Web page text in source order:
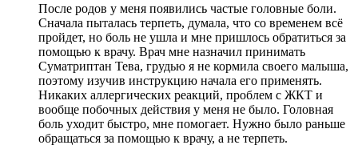
После родов у меня появились частые головные боли.
Сначала пыталась терпеть, думала, что со временем всё
пройдет, но боль не ушла и мне пришлось обратиться за
помощью к врачу. Врач мне назначил принимать
Суматриптан Тева, грудью я не кормила своего малыша,
поэтому изучив инструкцию начала его применять.
Никаких аллергических реакций, проблем с ЖКТ и
вообще побочных действия у меня не было. Головная
боль уходит быстро, мне помогает. Нужно было раньше
обращаться за помощью к врачу, а не терпеть.